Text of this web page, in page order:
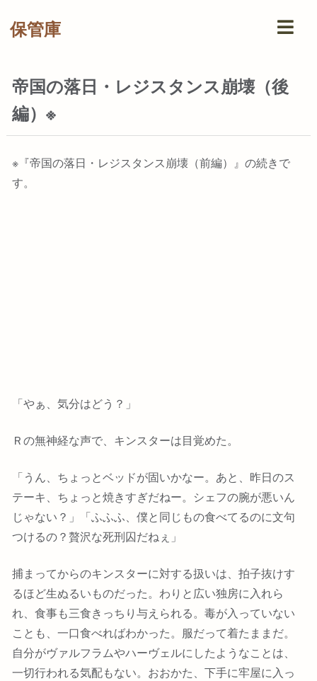
保管庫
帝国の落日・レジスタンス崩壊（後
編）※
※『帝国の落日・レジスタンス崩壊（前編）』の続きで
す。
「やぁ、気分はどう？」
Ｒの無神経な声で、キンスターは目覚めた。
「うん、ちょっとベッドが固いかなー。あと、昨日のス
テーキ、ちょっと焼きすぎだねー。シェフの腕が悪いん
じゃない？」「ふふふ、僕と同じもの食べてるのに文句
つけるの？贅沢な死刑囚だねぇ」
捕まってからのキンスターに対する扱いは、拍子抜けす
るほど生ぬるいものだった。わりと広い独房に入れら
れ、食事も三食きっちり与えられる。毒が入っていない
ことも、一口食べればわかった。服だって着たままだ。
自分がヴァルフラムやハーヴェルにしたようなことは、
一切行われる気配もない。おおかた、下手に牢屋に入っ